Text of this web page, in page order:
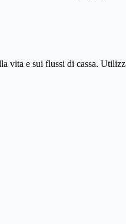
vita e sui flussi di cassa.